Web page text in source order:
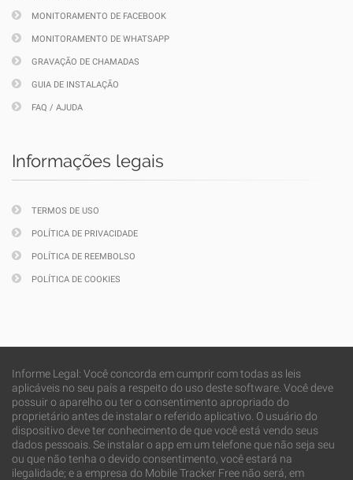
MONITORAMENTO DE FACEBOOK
MONITORAMENTO DE WHATSAPP
GRAVAÇÃO DE CHAMADAS
GUIA DE INSTALAÇÃO
FAQ / AJUDA
Informações legais
TERMOS DE USO
POLÍTICA DE PRIVACIDADE
POLÍTICA DE REEMBOLSO
POLÍTICA DE COOKIES
Informe Legal: Você concorda em cumprir com todas as leis
aplicáveis no seu país a respeito do uso deste software. Você deve
possuir o aparelho ou ter o consentimento apropriado do
proprietário antes de instalar o referido aplicativo. O usuário do
dispositivo deve ter conhecimento de que você está vendo seus
dados pessoais. Se instalar o app em um telefone que não seja seu
ou que não tenha o devido consentimento, você estará na
ilegalidade; e a empresa do Mobile Tracker Free não será, em